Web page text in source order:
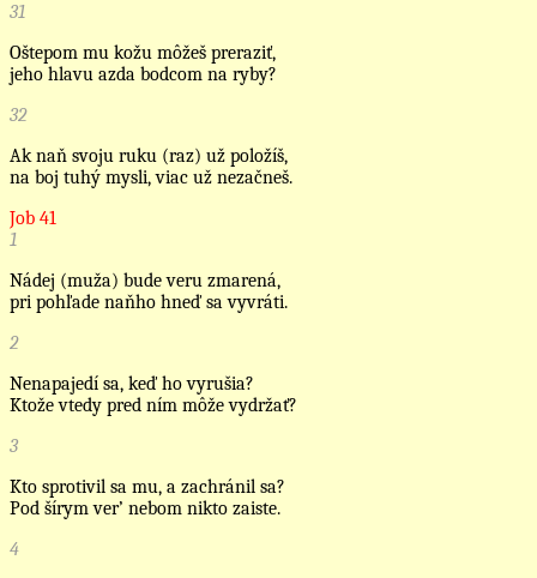
31
Oštepom mu kožu môžeš preraziť,
jeho hlavu azda bodcom na ryby?
32
Ak naň svoju ruku (raz) už položíš,
na boj tuhý mysli, viac už nezačneš.
Job 41
1
Nádej (muža) bude veru zmarená,
pri pohľade naňho hneď sa vyvráti.
2
Nenapajedí sa, keď ho vyrušia?
Ktože vtedy pred ním môže vydržať?
3
Kto sprotivil sa mu, a zachránil sa?
Pod šírym ver’ nebom nikto zaiste.
4